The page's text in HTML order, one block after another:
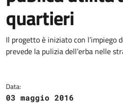
quartieri
Dettagli della
Il progetto è iniziato con l’impiego
prevede la pulizia dell’erba nelle
Data:
03 maggio 2016